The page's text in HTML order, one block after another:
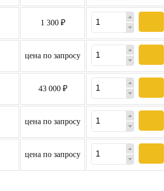
1 300 ₽
цена по запросу
43 000 ₽
цена по запросу
цена по запросу